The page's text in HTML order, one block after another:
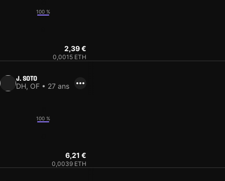
100 %
0,0015 ETH
2,39 €
J. SOTO
DH, OF • 27 ans
100 %
0,0039 ETH
6,21 €